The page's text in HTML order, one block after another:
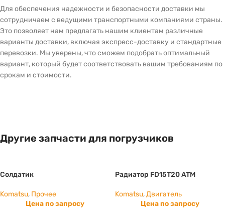
Для обеспечения надежности и безопасности доставки мы
сотрудничаем с ведущими транспортными компаниями страны.
Это позволяет нам предлагать нашим клиентам различные
варианты доставки, включая экспресс-доставку и стандартные
перевозки. Мы уверены, что сможем подобрать оптимальный
вариант, который будет соответствовать вашим требованиям по
срокам и стоимости.
Другие запчасти для погрузчиков
Солдатик
Komatsu, Прочее
Цена по запросу
Радиатор FD15T20 ATM
Komatsu,Двигатель
Цена по запросу